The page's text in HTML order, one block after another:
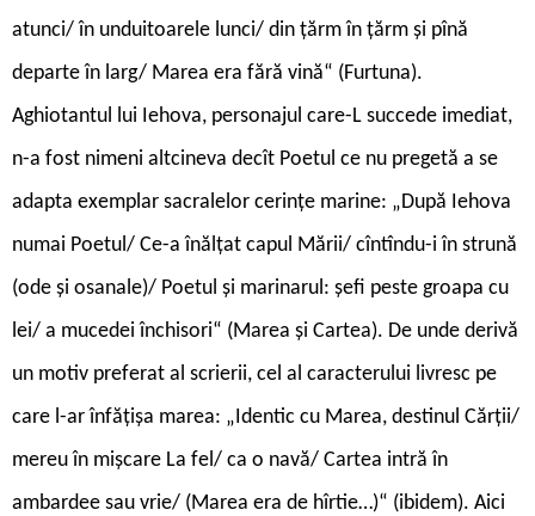
atunci/ în unduitoarele lunci/ din țărm în țărm și pînă
departe în larg/ Marea era fără vină“ (Furtuna).
Aghiotantul lui Iehova, personajul care-L succede imediat,
n-a fost nimeni altcineva decît Poetul ce nu pregetă a se
adapta exemplar sacralelor cerințe marine: „După Iehova
numai Poetul/ Ce-a înălțat capul Mării/ cîntîndu-i în strună
(ode și osanale)/ Poetul și marinarul: șefi peste groapa cu
lei/ a mucedei închisori“ (Marea și Cartea). De unde derivă
un motiv preferat al scrierii, cel al caracterului livresc pe
care l-ar înfățișa marea: „Identic cu Marea, destinul Cărții/
mereu în mișcare La fel/ ca o navă/ Cartea intră în
ambardee sau vrie/ (Marea era de hîrtie…)“ (ibidem). Aici